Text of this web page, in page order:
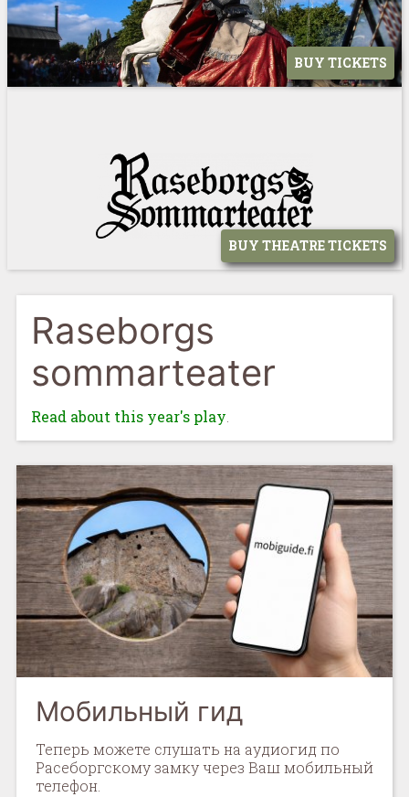
BUY TICKETS
BUY THEATRE TICKETS
Raseborgs
sommarteater
Read about this year's play
Мобильный гид
Теперь можете слушать на аудиогид по
Расеборгскому замку через Ваш мобильный
телефон.